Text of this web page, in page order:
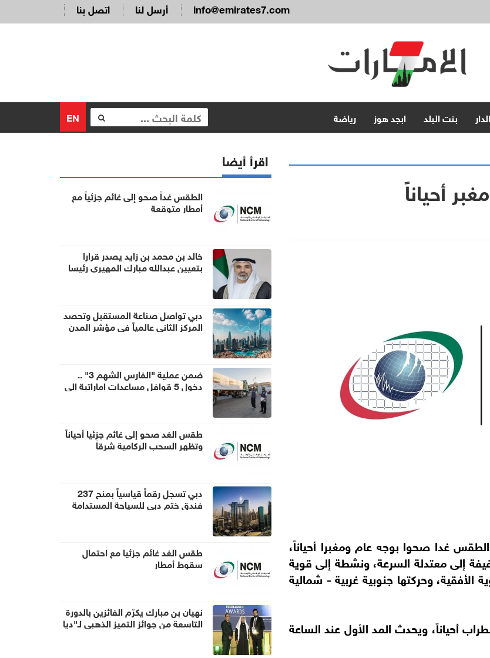
اتصل بنا أرسل لنا info@emirates7.com
بنت البلد ابجد هوز رياضة EN
أحياناً
غدا صحوا بوجه عام ومغبرا أحياناً،
إلى معتدلة السرعة، ونشطة إلى قوية
الأفقية، وحركتها جنوبية غربية - شمالية
أحياناً، ويحدث المد الأول عند الساعة
اقرأ أيضا
الطقس غداً صحو إلى غائم جزئياً مع
أمطار متوقعة
خالد بن محمد بن زايد يصدر قرارا
بتعيين عبدالله مبارك المهيري رئيسا
دبي تواصل صناعة المستقبل وتحصد
المركز الثاني عالمياً في مؤشر المدن
ضمن عملية "الفارس الشهم 3" ..
دخول 5 قوافل مساعدات إماراتية إلى
طقس الغد صحو إلى غائم جزئيا أحياناً
وتظهر السحب الركامية شرقاً
دبي تسجل رقماً قياسياً بمنح 237
فندق ختم دبي للسياحة المستدامة
طقس الغد غائم جزئيا مع احتمال
سقوط أمطار
نهيان بن مبارك يكرّم الفائزين بالدورة
التاسعة من جوائز التميز الذهبي لـ"ديا